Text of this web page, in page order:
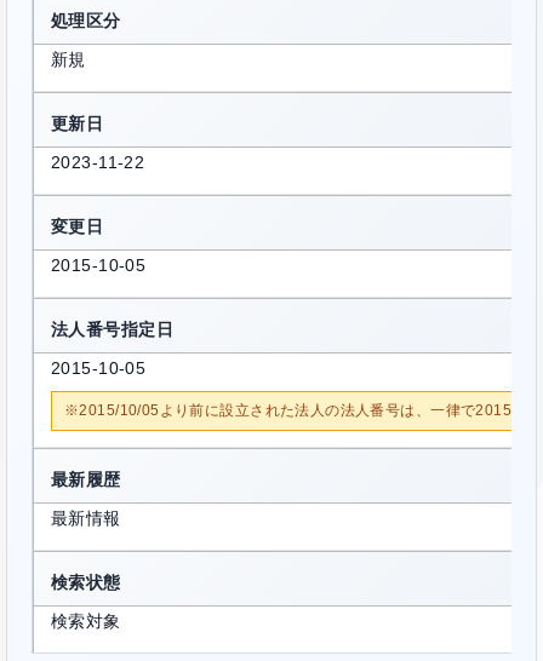
処理区分
新規
更新日
2023-11-22
変更日
2015-10-05
法人番号指定日
2015-10-05
※2015/10/05より前に設立された法人の法人番号は、一律で2015/10/
最新履歴
最新情報
検索状態
検索対象